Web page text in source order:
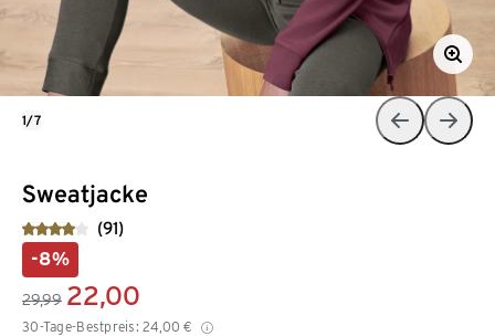
Sweatjacke
(91)
-8%
29,99 22,00
30-Tage-Bestpreis: 24,00 €
1/7